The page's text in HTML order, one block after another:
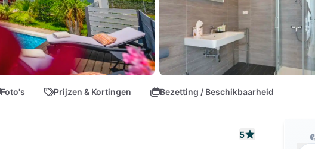
Foto's Prijzen & Kortingen Bezetting / Beschikbaarheid
5